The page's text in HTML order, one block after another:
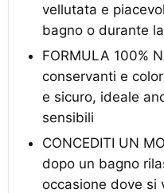
vellutata e
bagno o durante
FORMULA 100%
conservanti e
e sicuro, ideale
sensibili
CONCEDITI UN
dopo un bagno
occasione dove si